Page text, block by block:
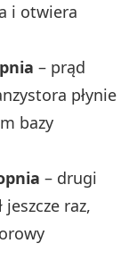
i otwiera
– prąd
płynie
bazy
– drugi
raz,